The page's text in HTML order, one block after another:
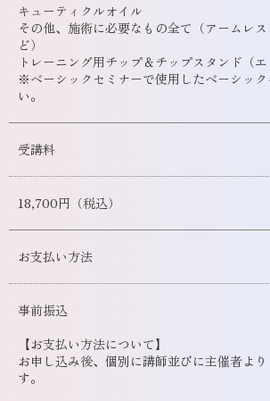
キューティクルオイル
その他、施術に必要なもの全て（アームレ
ど）
トレーニング用チップ＆チップスタンド（エ
※ベーシックセミナーで使用したベーシッ
い。
受講料
18,700円（税込）
お支払い方法
事前振込
【お支払い方法について】
お申し込み後、個別に講師並びに主催者よ
す。